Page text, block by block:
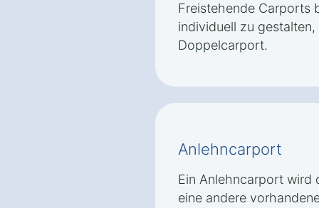
Freistehende Carports
individuell zu
Doppelcarport.
Anlehncarport
Ein Anlehncarport wird
eine andere